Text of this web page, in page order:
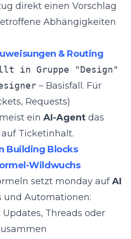
direkt einen Vorschlag
Abhängigkeiten
& Routing
in Gruppe "Design"
– Basisfall. Für
Requests)
ein AI-Agent das
Ticketinhalt.
Building Blocks
Wildwuchs
setzt monday aufAI
und Automationen:
Updates, Threads oder